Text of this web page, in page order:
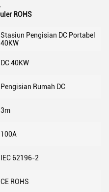
ROHS
Stasiun Pengisian DC Portabel
40KW
DC 40KW
Pengisian Rumah DC
3m
100A
IEC 62196-2
CE ROHS